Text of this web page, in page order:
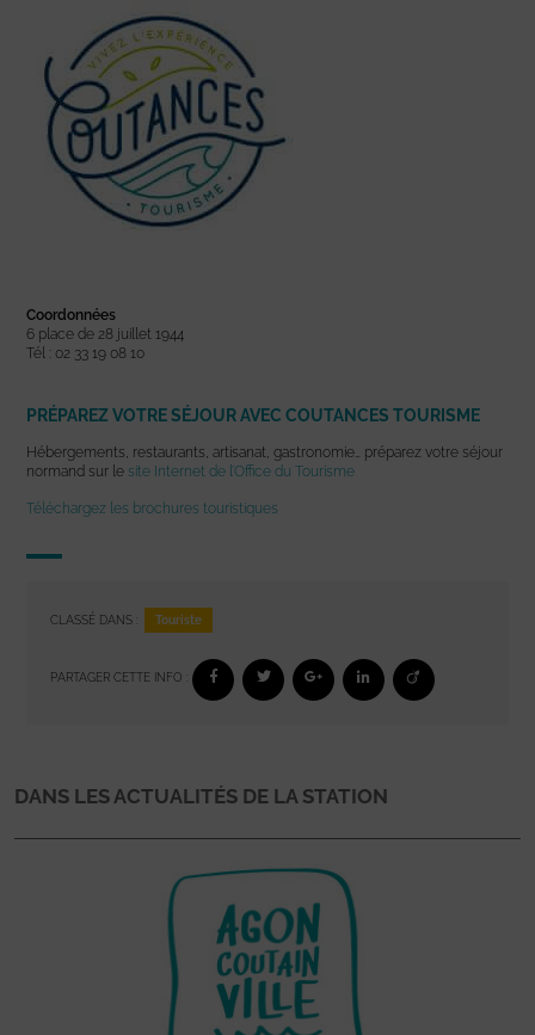
Coordonnées
6 place de 28 juillet 1944
Tél : 02 33 19 08 10
PRÉPAREZ VOTRE SÉJOUR AVEC COUTANCES TOURISME
Hébergements, restaurants, artisanat, gastronomie… préparez votre séjour
normand sur le site Internet de l’Office du Tourisme
Téléchargez les brochures touristiques
CLASSÉ DANS : Touriste
PARTAGER CETTE INFO :
DANS LES ACTUALITÉS DE LA STATION